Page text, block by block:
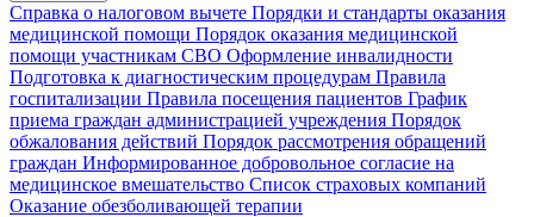
Справка о налоговом вычете Порядки и стандарты оказания
медицинской помощи Порядок оказания медицинской
помощи участникам СВО Оформление инвалидности
Подготовка к диагностическим процедурам Правила
госпитализации Правила посещения пациентов График
приема граждан администрацией учреждения Порядок
обжалования действий Порядок рассмотрения обращений
граждан Информированное добровольное согласие на
медицинское вмешательство Список страховых компаний
Оказание обезболивающей терапии